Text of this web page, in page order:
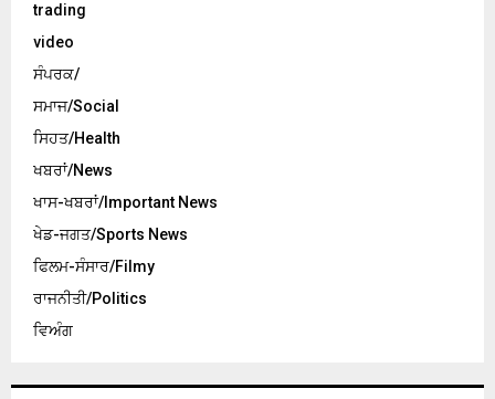
trading
video
ਸੰਪਰਕ/
ਸਮਾਜ/Social
ਸਿਹਤ/Health
ਖਬਰਾਂ/News
ਖਾਸ-ਖਬਰਾਂ/Important News
ਖੇਡ-ਜਗਤ/Sports News
ਫਿਲਮ-ਸੰਸਾਰ/Filmy
ਰਾਜਨੀਤੀ/Politics
ਵਿਅੰਗ